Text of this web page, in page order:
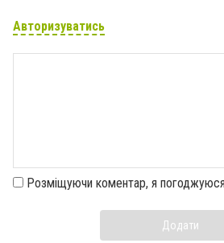
Авторизуватись
Розміщуючи коментар, я
Додати